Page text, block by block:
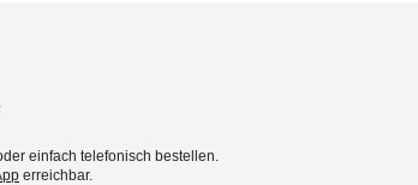
einfach telefonisch bestellen.
erreichbar.